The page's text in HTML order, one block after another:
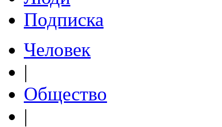
Подписка
Человек
|
Общество
|